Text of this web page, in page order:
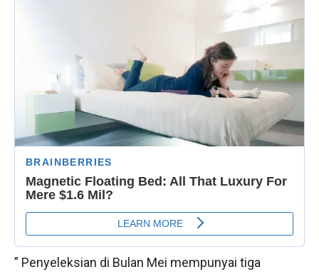
” Penyeleksian di Bulan Mei mempunyai tiga